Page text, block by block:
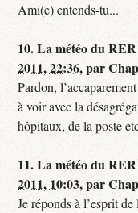
Ami(e) entends-tu...
10.La météo du
2011, 22:36,par
Pardon,
à voir avec la
hôpitaux, de la poste
11.La météo du
2011, 10:03,par
Je réponds à l’esprit